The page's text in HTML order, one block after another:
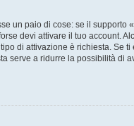
un paio di cose: se il
devi attivare il tuo account.
di attivazione è richiesta. Se
serve a ridurre la possibilità di